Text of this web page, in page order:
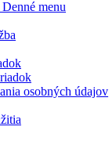
menu
osobných údajov